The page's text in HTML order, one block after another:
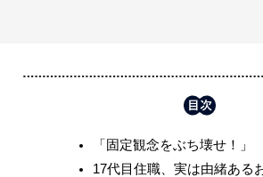
「固定観念をぶち壊せ！」
17代目住職、実は由緒ある